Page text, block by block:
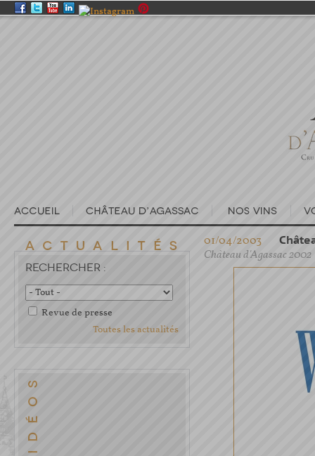
RECHERCHER :
Revue de presse
Toutes les actualités
01/04/2003
Château d'Agassac 2002